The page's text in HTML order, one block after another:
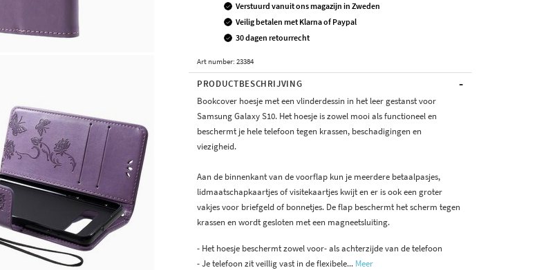
Verstuurd vanuit ons magazijn in Zweden
Veilig betalen met Klarna of Paypal
30 dagen retourrecht
Art number: 23384
PRODUCTBESCHRIJVING -
Bookcover hoesje met een vlinderdessin in het leer gestanst voor
Samsung Galaxy S10. Het hoesje is zowel mooi als functioneel en
beschermt je hele telefoon tegen krassen, beschadigingen en
viezigheid.
Aan de binnenkant van de voorflap kun je meerdere betaalpasjes,
lidmaatschapkaartjes of visitekaartjes kwijt en er is ook een groter
vakjes voor briefgeld of bonnetjes. De flap beschermt het scherm tegen
krassen en wordt gesloten met een magneetsluiting.
- Het hoesje beschermt zowel voor- als achterzijde van de telefoon
- Je telefoon zit veillig vast in de flexibele... Meer